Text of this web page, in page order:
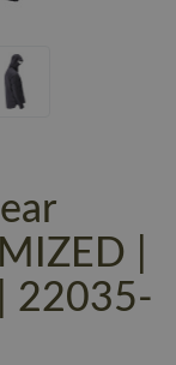
|
22035-